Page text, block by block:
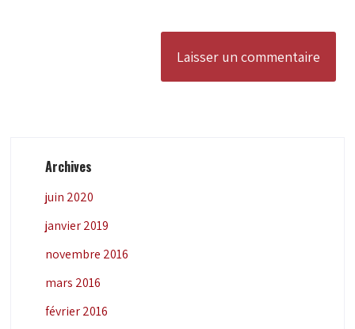
Archives
juin 2020
janvier 2019
novembre 2016
mars 2016
février 2016